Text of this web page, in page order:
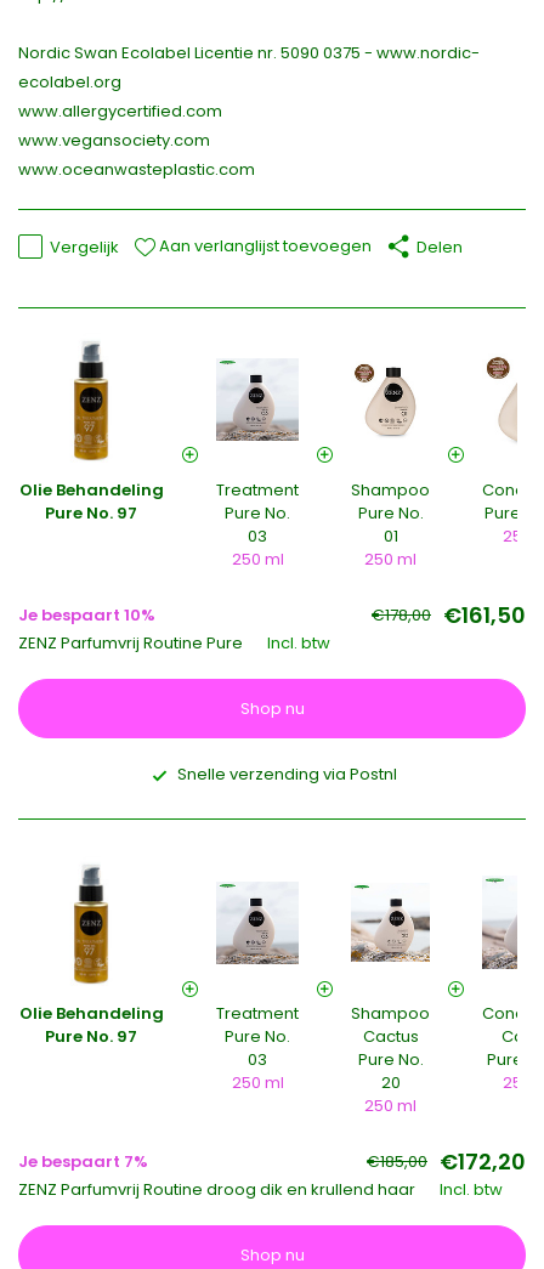
Nordic Swan Ecolabel Licentie nr. 5090 0375 - www.nordic-
ecolabel.org
www.allergycertified.com
www.vegansociety.com
www.oceanwasteplastic.com
Vergelijk Aan verlanglijst toevoegen Delen
Olie Behandeling
Pure No. 97
Treatment
Pure No.
03
250 ml
Shampoo
Pure No.
01
250 ml
Pure
250
Je bespaart 10% €178,00 €161,50
ZENZ Parfumvrij Routine Pure Incl. btw
Shop nu
Snelle verzending via Postnl
Olie Behandeling
Pure No. 97
Treatment
Pure No.
03
250 ml
Shampoo
Cactus
Pure No.
20
250 ml
Pure
250
Je bespaart 7% €185,00 €172,20
ZENZ Parfumvrij Routine droog dik en krullend haar Incl. btw
Shop nu